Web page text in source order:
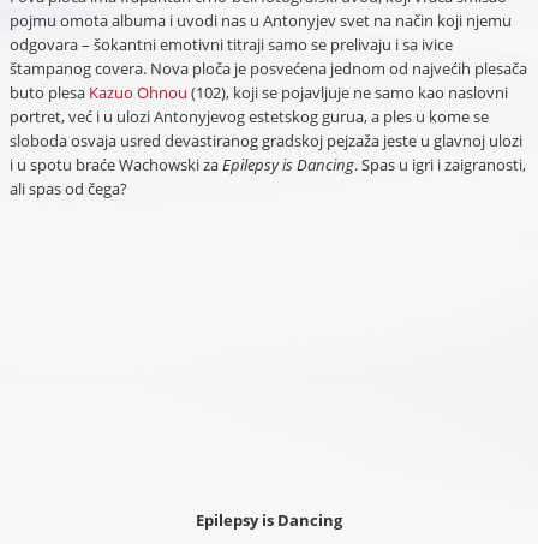
pojmu omota albuma i uvodi nas u Antonyjev svet na način koji njemu
odgovara – šokantni emotivni titraji samo se prelivaju i sa ivice
štampanog covera. Nova ploča je posvećena jednom od najvećih plesača
buto plesa Kazuo Ohnou (102), koji se pojavljuje ne samo kao naslovni
portret, već i u ulozi Antonyjevog estetskog gurua, a ples u kome se
sloboda osvaja usred devastiranog gradskoj pejzaža jeste u glavnoj ulozi
i u spotu braće Wachowski zaEpilepsy is Dancing. Spas u igri i zaigranosti,
ali spas od čega?
Epilepsy is Dancing